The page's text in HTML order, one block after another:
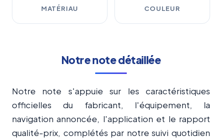
MATÉRIAU COULEUR
Notre note détaillée
Notre note s'appuie sur les caractéristiques
officielles du fabricant, l'équipement, la
navigation annoncée, l'application et le rapport
qualité-prix, complétés par notre suivi quotidien